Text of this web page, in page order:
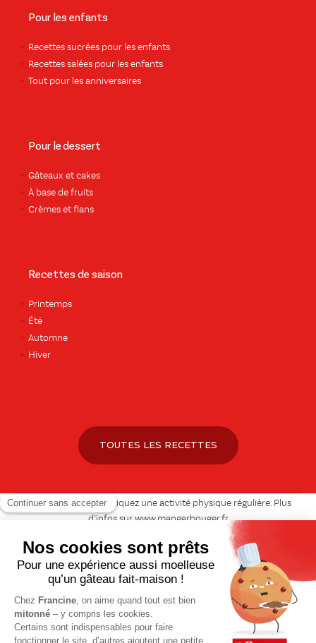
Pour les enfants
Recettes sucrées pour les enfants
Recettes salées pour les enfants
Tout pour les anniversaires
Pour le dessert
Gâteaux et cakes
À base de fruits
Crèmes et flans
Recettes de saison
Printemps
Été
Automne
Hiver
TOUTES LES RECETTES
Pour votre santé, pratiquez une activité physique régulière. Plus
d’infos sur www.mangerbouger.fr